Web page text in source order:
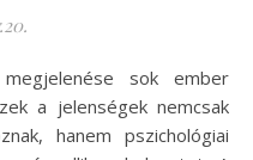
a jelenségek nemcsak
hanem pszichológiai